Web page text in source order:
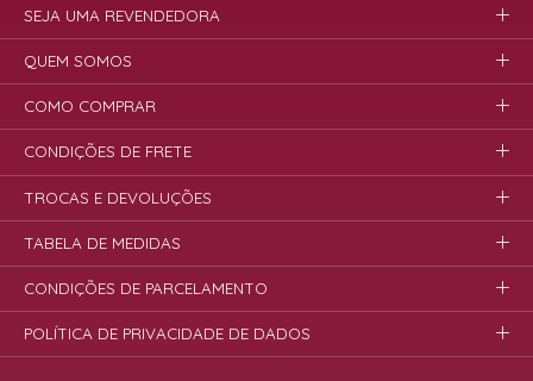
SEJA UMA REVENDEDORA
QUEM SOMOS
COMO COMPRAR
CONDIÇÕES DE FRETE
TROCAS E DEVOLUÇÕES
TABELA DE MEDIDAS
CONDIÇÕES DE PARCELAMENTO
POLÍTICA DE PRIVACIDADE DE DADOS